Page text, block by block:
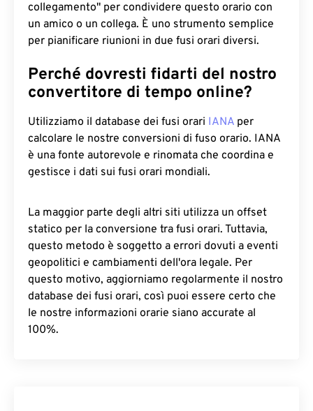
collegamento" per condividere questo orario con
un amico o un collega. È uno strumento semplice
per pianificare riunioni in due fusi orari diversi.
Perché dovresti fidarti del nostro
convertitore di tempo online?
Utilizziamo il database dei fusi orari IANA per
calcolare le nostre conversioni di fuso orario. IANA
è una fonte autorevole e rinomata che coordina e
gestisce i dati sui fusi orari mondiali.
La maggior parte degli altri siti utilizza un offset
statico per la conversione tra fusi orari. Tuttavia,
questo metodo è soggetto a errori dovuti a eventi
geopolitici e cambiamenti dell'ora legale. Per
questo motivo, aggiorniamo regolarmente il nostro
database dei fusi orari, così puoi essere certo che
le nostre informazioni orarie siano accurate al
100%.